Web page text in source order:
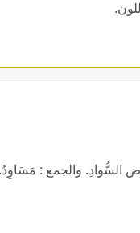
السُّوادِ. والجمع : مَسَاوِدُ.